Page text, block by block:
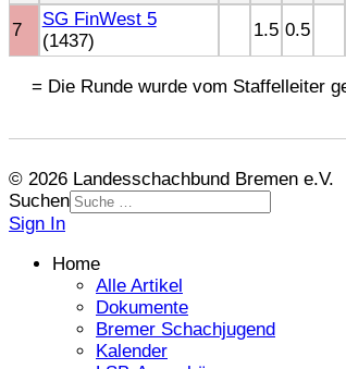
7
SG FinWest 5
(1437)
1.5 0.5
= Die Runde wurde vom Staffelleiter
© 2026 Landesschachbund Bremen e.V.
Suchen
Sign In
Home
Alle Artikel
Dokumente
Bremer Schachjugend
Kalender